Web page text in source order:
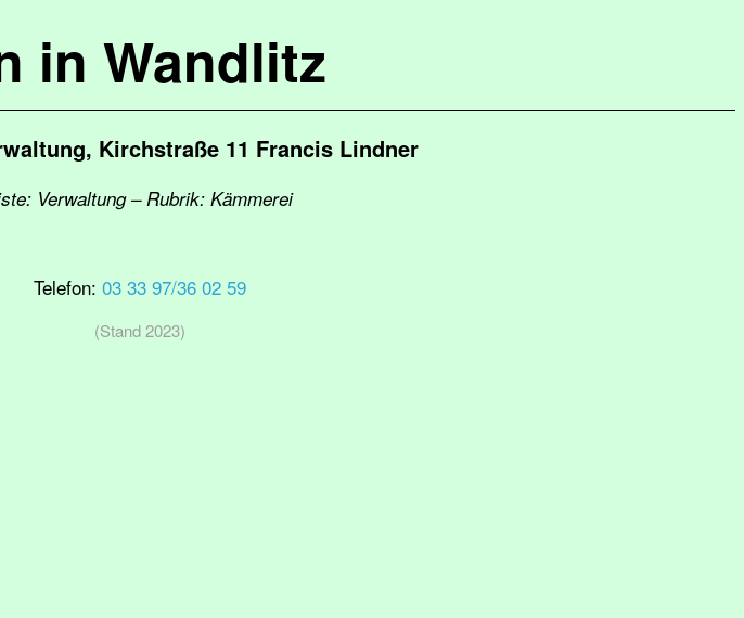
in Wandlitz
Kirchstraße 11 Francis Lindner
Verwaltung – Rubrik: Kämmerei
Telefon: 03 33 97/36 02 59
(Stand 2023)